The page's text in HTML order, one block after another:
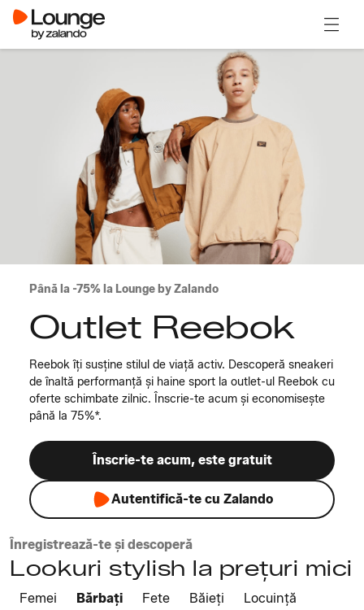
Până la -75% la Lounge by Zalando
Outlet Reebok
Reebok îți susține stilul de viață activ. Descoperă sneakeri
de înaltă performanță și haine sport la outlet-ul Reebok cu
oferte schimbate zilnic. Înscrie-te acum și economisește
până la 75%*.
Înscrie-te acum, este gratuit
Autentifică-te cu Zalando
Înregistrează-te și descoperă
Lookuri stylish la prețuri mici
Femei Bărbați Fete Băieți Locuință